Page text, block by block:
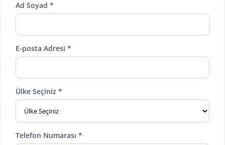
Ad Soyad *
E-posta Adresi *
Ülke Seçiniz *
Telefon Numarası *